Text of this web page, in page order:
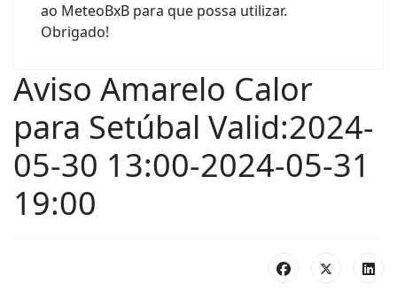
ao MeteoBxB para que possa utilizar.
Obrigado!
Aviso Amarelo Calor
para Setúbal Valid:2024-
05-30 13:00-2024-05-31
19:00